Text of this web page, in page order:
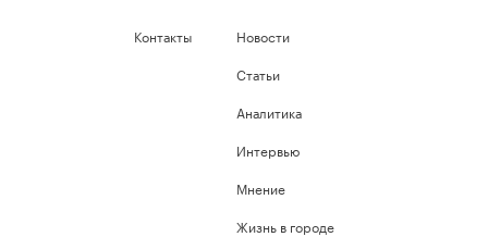
Контакты
Новости
Статьи
Аналитика
Интервью
Мнение
Жизнь в городе